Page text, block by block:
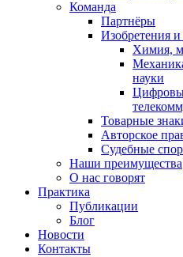
Команда
Партнёры
Изобретения
Химия,
науки
Товарные
Авторское
Судебные
Наши преимущества
О нас говорят
Практика
Публикации
Блог
Новости
Контакты